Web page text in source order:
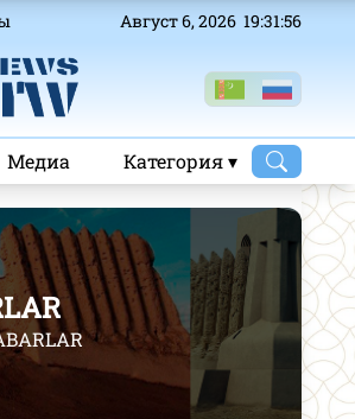
Август 6, 2026 19:31:57
Медиа Категория ▾